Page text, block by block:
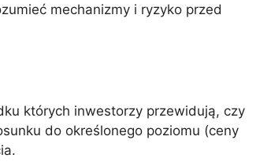
mechanizmy i ryzyko przed
których inwestorzy przewidują, czy
do określonego poziomu (ceny